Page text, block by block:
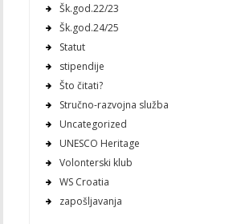
Šk.god.22/23
Šk.god.24/25
Statut
stipendije
Što čitati?
Stručno-razvojna služba
Uncategorized
UNESCO Heritage
Volonterski klub
WS Croatia
zapošljavanja